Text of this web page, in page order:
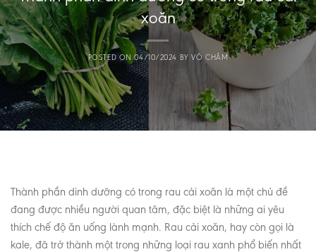
xoăn
POSTED ON04/10/2024 BYVÕ CHÂM
Thành phần dinh dưỡng có trong rau cải xoăn là một chủ đề
đang được nhiều người quan tâm, đặc biệt là những ai yêu
thích chế độ ăn uống lành mạnh. Rau cải xoăn, hay còn gọi là
kale, đã trở thành một trong những loại rau xanh phổ biến nhất